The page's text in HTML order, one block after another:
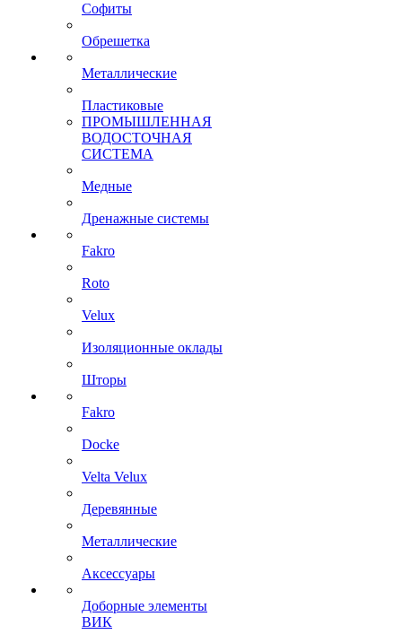
Софиты
Обрешетка
Металлические
Пластиковые
ПРОМЫШЛЕННАЯ
ВОДОСТОЧНАЯ
СИСТЕМА
Медные
Дренажные системы
Fakro
Roto
Velux
Изоляционные оклады
Шторы
Fakro
Docke
Velta Velux
Деревянные
Металлические
Аксессуары
Доборные элементы
ВИК